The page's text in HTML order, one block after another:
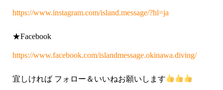
https://www.instagram.com/island.message/?hl=ja
★Facebook
https://www.facebook.com/islandmessage.okinawa.diving/
宜しければ フォロー＆いいねお願いします